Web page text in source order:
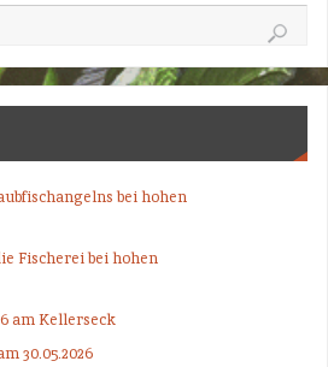
bei hohen
Fischerei bei hohen
am Kellerseck
30.05.2026